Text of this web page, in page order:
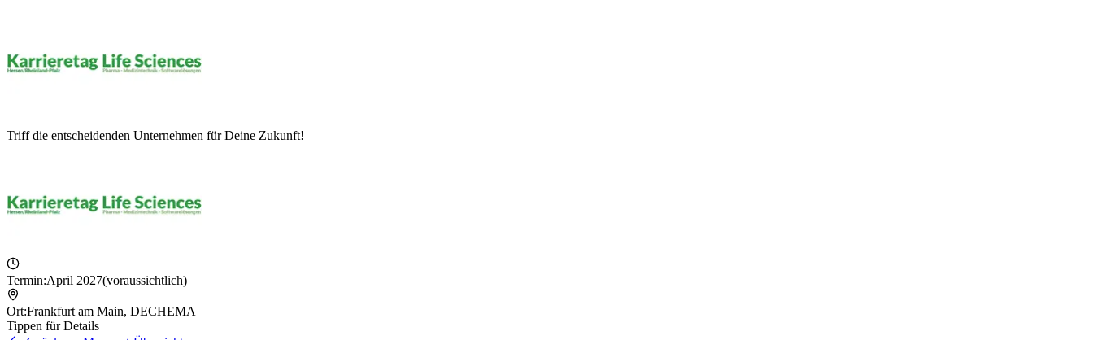
Triff die entscheidenden Unternehmen für Deine Zukunft!
Termin:April 2027(voraussichtlich)
Ort:Frankfurt am Main, DECHEMA
Tippen für Details